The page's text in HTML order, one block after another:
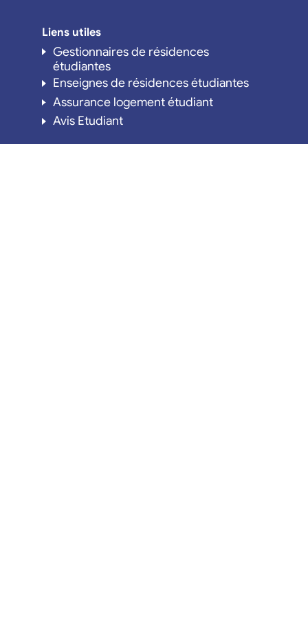
Liens utiles
Gestionnaires de résidences
étudiantes
Enseignes de résidences étudiantes
Assurance logement étudiant
Avis Etudiant